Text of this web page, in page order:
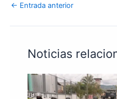
← Entrada anterior
Noticias